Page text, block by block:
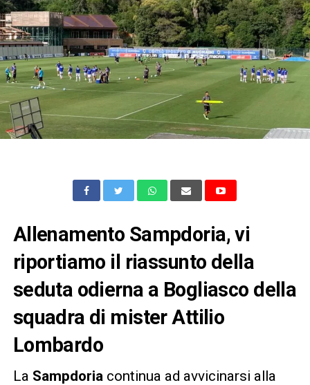
Allenamento Sampdoria, vi
riportiamo il riassunto della
seduta odierna a Bogliasco della
squadra di mister Attilio
Lombardo
La Sampdoriacontinua ad avvicinarsi alla